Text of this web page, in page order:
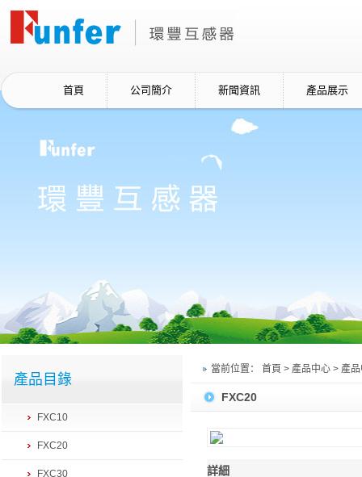
首頁 公司簡介 新聞資訊 產品展示
產品目錄
FXC10
FXC20
FXC30
當前位置： 首頁 > 產品中心 > 產
FXC20
詳細